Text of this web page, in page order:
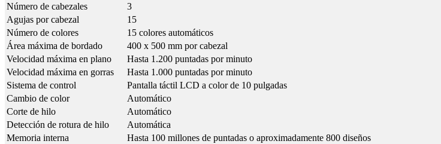
Número de cabezales
3
Agujas por cabezal
15
Número de colores
15 colores automáticos
Área máxima de bordado
400 x 500 mm por cabezal
Velocidad máxima en plano
Hasta 1.200 puntadas por minuto
Velocidad máxima en gorras
Hasta 1.000 puntadas por minuto
Sistema de control
Pantalla táctil LCD a color de 10 pulgadas
Cambio de color
Automático
Corte de hilo
Automático
Detección de rotura de hilo
Automática
Memoria interna
Hasta 100 millones de puntadas o aproximadamente 800 diseños